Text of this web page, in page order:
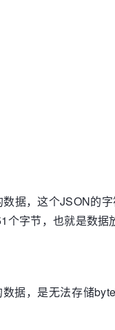
据，这个JSON的
字节，也就是数据
据，是无法存储